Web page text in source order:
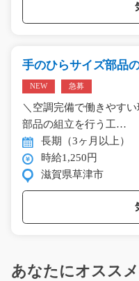
手のひらサイズ部品
NEW 急募
＼空調完備で働きやす
部品の組立を行う工…
長期（3ヶ月以上）
時給1,250円
滋賀県草津市
あなたにオスス